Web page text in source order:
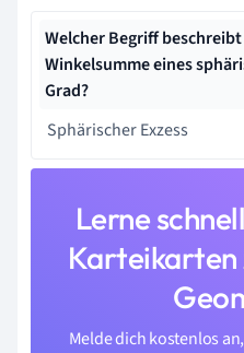
Welcher Begriff
Winkelsumme eines
Grad?
Sphärischer Exzess
Lerne
Karteikarten
Melde dich kostenlos